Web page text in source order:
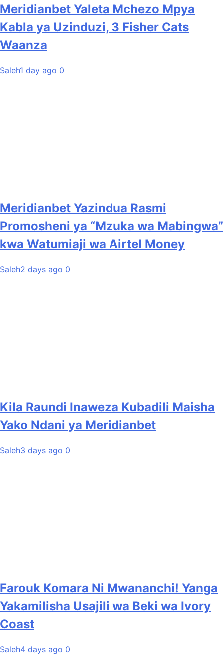
Meridianbet Yaleta Mchezo Mpya
Kabla ya Uzinduzi, 3 Fisher Cats
Waanza
Saleh1 day ago 0
Meridianbet Yazindua Rasmi
Promosheni ya “Mzuka wa Mabingwa”
kwa Watumiaji wa Airtel Money
Saleh2 days ago 0
Kila Raundi Inaweza Kubadili Maisha
Yako Ndani ya Meridianbet
Saleh3 days ago 0
Farouk Komara Ni Mwananchi! Yanga
Yakamilisha Usajili wa Beki wa Ivory
Coast
Saleh4 days ago 0